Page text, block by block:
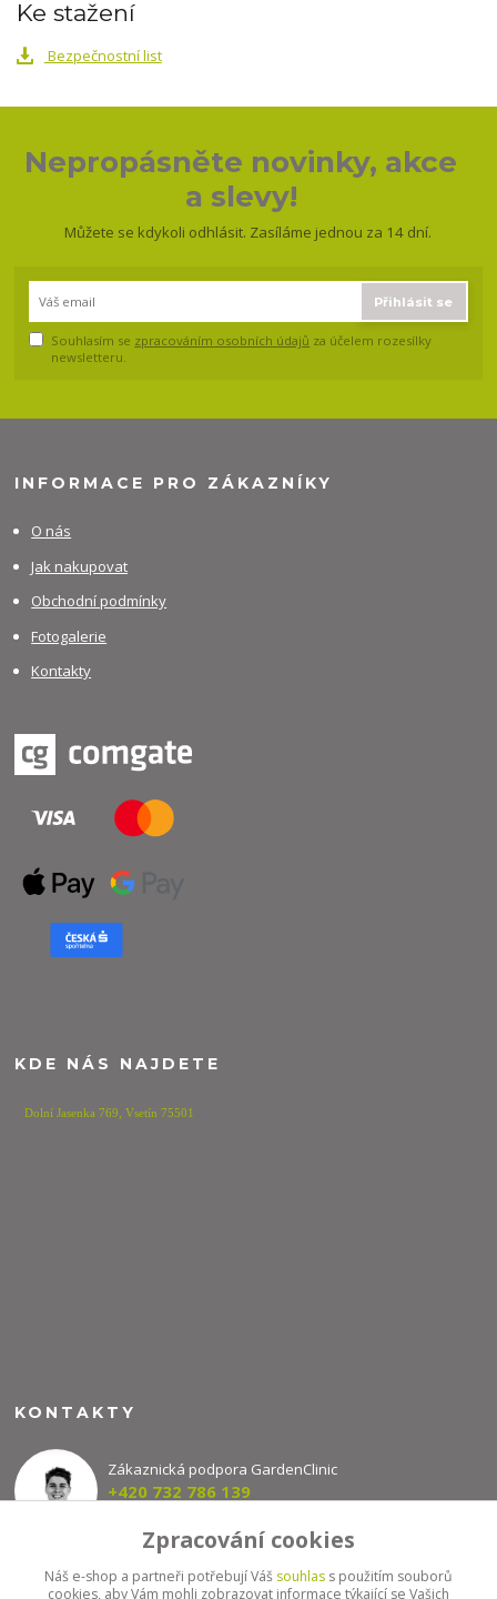
Ke stažení
Bezpečnostní list
Nepropásněte novinky, akce
a slevy!
Můžete se kdykoli odhlásit. Zasíláme jednou za 14 dní.
Přihlásit se
Souhlasím se zpracováním osobních údajů za účelem rozesílky
newsletteru.
INFORMACE PRO ZÁKAZNÍKY
O nás
Jak nakupovat
Obchodní podmínky
Fotogalerie
Kontakty
KDE NÁS NAJDETE
Dolní Jasenka 769,Vsetín 75501
KONTAKTY
Zákaznická podpora GardenClinic
+420 732 786 139
info@gardenclinic.cz
Zpracování cookies
Náš e-shop a partneři potřebují Váš souhlas s použitím souborů
cookies, aby Vám mohli zobrazovat informace týkající se Vašich